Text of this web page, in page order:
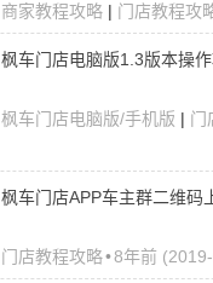
商家教程攻略 | 门店教程攻
枫车门店电脑版1.3版本操
枫车门店电脑版/手机版 | 门
枫车门店APP车主群二维码
门店教程攻略•8年前